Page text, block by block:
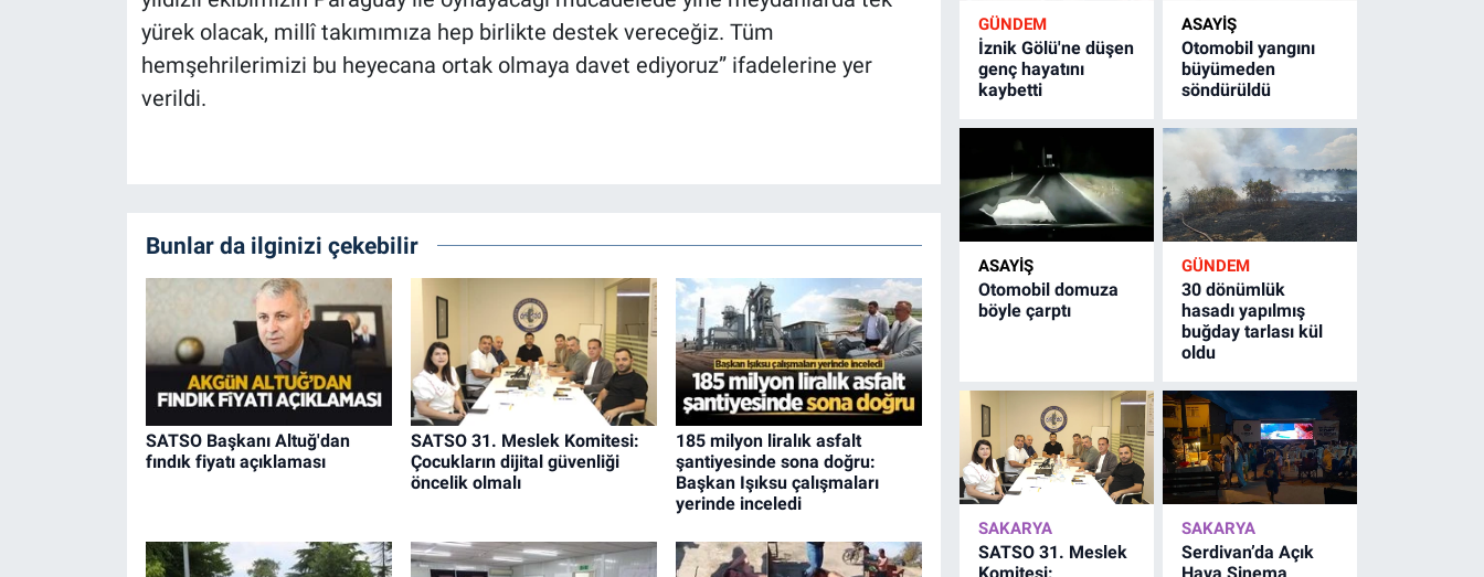
yürek olacak, millî takımımıza hep birlikte destek vereceğiz. Tüm
hemşehrilerimizi bu heyecana ortak olmaya davet ediyoruz” ifadelerine yer
verildi.
Bunlar da ilginizi çekebilir
SATSO Başkanı Altuğ'dan
fındık fiyatı açıklaması
SATSO 31. Meslek Komitesi:
Çocukların dijital güvenliği
öncelik olmalı
185 milyon liralık asfalt
şantiyesinde sona doğru:
Başkan Işıksu çalışmaları
yerinde inceledi
GÜNDEM
İznik Gölü'ne düşen
genç hayatını
kaybetti
ASAYİŞ
Otomobil yangını
büyümeden
söndürüldü
ASAYİŞ
Otomobil domuza
böyle çarptı
GÜNDEM
30 dönümlük
hasadı yapılmış
buğday tarlası kül
oldu
SAKARYA
SATSO 31. Meslek
SAKARYA
Serdivan’da Açık